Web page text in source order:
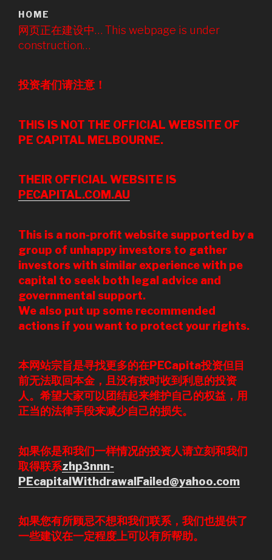
HOME
网页正在建设中… This webpage is under
construction…
投资者们请注意！
THIS IS NOT THE OFFICIAL WEBSITE OF
PE CAPITAL MELBOURNE.
THEIR OFFICIAL WEBSITE IS
PECAPITAL.COM.AU
This is a non-profit website supported by a
group of unhappy investors to gather
investors with similar experience with pe
capital to seek both legal advice and
governmental support.
We also put up some recommended
actions if you want to protect your rights.
本网站宗旨是寻找更多的在PECapita投资但目
前无法取回本金，且没有按时收到利息的投资
人。 希望大家可以团结起来维护自己的权益，用
正当的法律手段来减少自己的损失。
如果你是和我们一样情况的投资人请立刻和我们
取得联系zhp3nnn-
PEcapitalWithdrawalFailed@yahoo.com
如果您有所顾忌不想和我们联系，我们也提供了
一些建议在一定程度上可以有所帮助。